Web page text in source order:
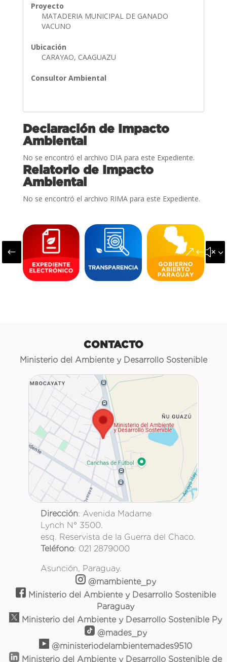
Proyecto
MATADERIA MUNICIPAL DE GANADO
VACUNO
Ubicación
CARAYAO, CAAGUAZU
Consultor Ambiental
Declaración de Impacto
Ambiental
No se encontró el archivo DIA para este Expediente.
Relatorio de Impacto
Ambiental
No se encontró el archivo RIMA para este Expediente.
#
CONTACTO
Ministerio del Ambiente y Desarrollo Sostenible
Dirección: Avenida Madame
Lynch N° 3500.
esq. Reservista de la Guerra del Chaco.
Teléfono: 021 2879000
Asunción, Paraguay.
@mambiente_py
Ministerio del Ambiente y Desarrollo Sostenible
Paraguay
Ministerio del Ambiente y Desarrollo Sostenible Py
@mades_py
@ministeriodelambientemades9510
Ministerio del Ambiente y Desarrollo Sostenible de